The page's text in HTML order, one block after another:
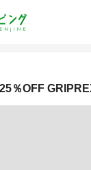
％OFF